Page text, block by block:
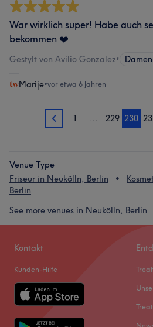
War wirklich super! Habe auch
bekommen ❤️
Gestylt von Avilio Gonzalez•
Marije•vor etwa 6 Jahren
229 1 … 229 230
Venue Type
Friseur in Neukölln, Berlin
Berlin
See more venues in Neukölln, Berlin
Kontakt
Kunden-Hilfe